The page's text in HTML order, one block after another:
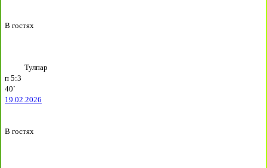
В гостях
Тулпар
п 5:3
40`
19.02.2026
В гостях